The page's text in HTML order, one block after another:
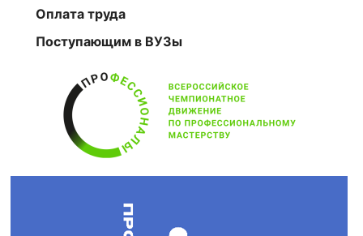
Оплата труда
Поступающим в ВУЗы